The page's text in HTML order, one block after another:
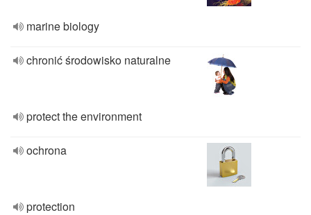
marine biology
chronić środowisko naturalne
protect the environment
ochrona
protection